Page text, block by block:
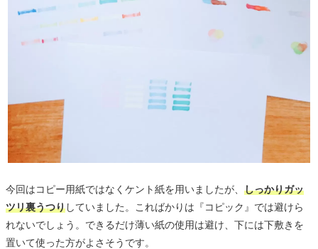
今回はコピー用紙ではなくケント紙を用いましたが、 しっかりガッ
ツリ裏うつりしていました。こればかりは『コピック』では避けら
れないでしょう。できるだけ薄い紙の使用は避け、下には下敷きを
置いて使った方がよさそうです。